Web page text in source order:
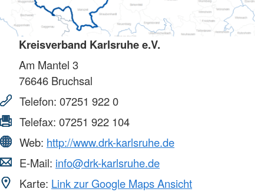
Kreisverband Karlsruhe e.V.
Am Mantel 3
76646 Bruchsal
Telefon: 07251 922 0
Telefax: 07251 922 104
Web: http://www.drk-karlsruhe.de
E-Mail: info@drk-karlsruhe.de
Karte: Link zur Google Maps Ansicht